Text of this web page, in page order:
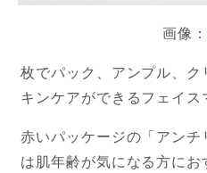
画像：
枚でパック、アンプル、
キンケアができるフェイス
赤いパッケージの「アンチ
は肌年齢が気になる方に